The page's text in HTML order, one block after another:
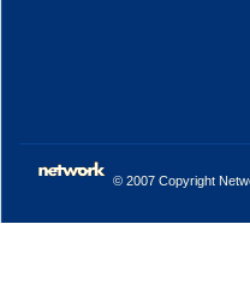
© 2007 Copyright